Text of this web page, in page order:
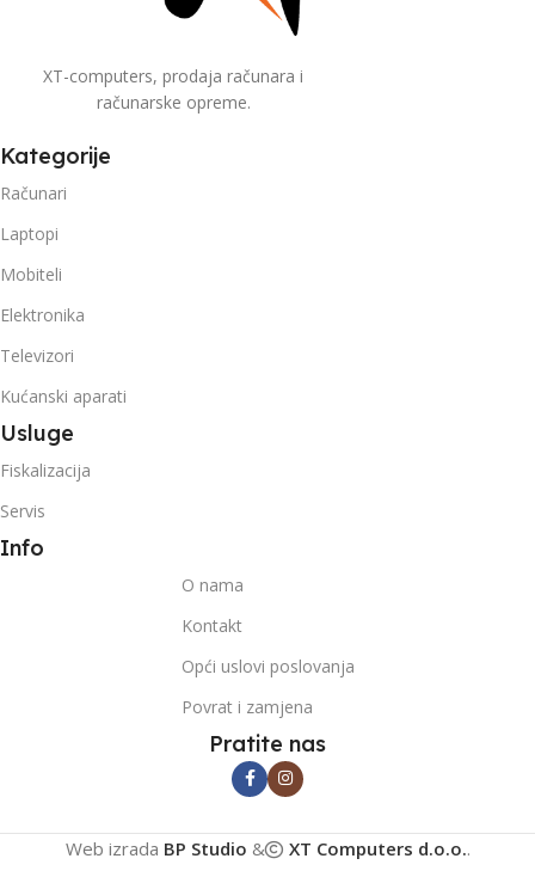
XT-computers, prodaja računara i
računarske opreme.
Kategorije
Računari
Laptopi
Mobiteli
Elektronika
Televizori
Kućanski aparati
Usluge
Fiskalizacija
Servis
Info
O nama
Kontakt
Opći uslovi poslovanja
Povrat i zamjena
Pratite nas
Web izrada BP Studio & XT Computers d.o.o..